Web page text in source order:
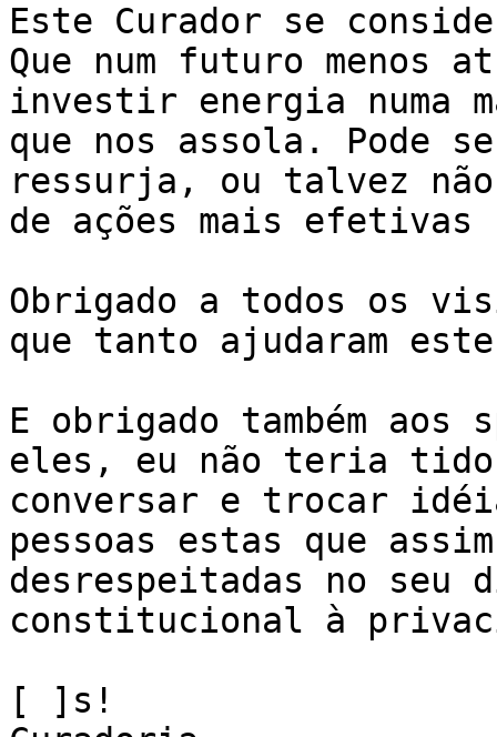
Este Curador se
Que num futuro menos
investir energia numa
que nos assola. Pode
ressurja, ou talvez
de ações mais
Obrigado a todos os
que tanto ajudaram
E obrigado também aos
eles, eu não teria tido
conversar e trocar
pessoas estas que
desrespeitadas no seu
constitucional à
[ ]s!